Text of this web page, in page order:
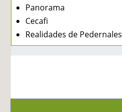
Panorama
Cecafi
Realidades de Pedernales